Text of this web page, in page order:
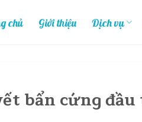
chủ Giới thiệu Dịch vụ
bẩn cứng